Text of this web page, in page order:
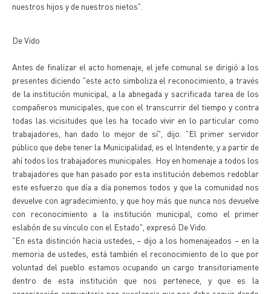
nuestros hijos y de nuestros nietos".
De Vido
Antes de finalizar el acto homenaje, el jefe comunal se dirigió a los
presentes diciendo "este acto simboliza el reconocimiento, a través
de la institución municipal, a la abnegada y sacrificada tarea de los
compañeros municipales, que con el transcurrir del tiempo y contra
todas las vicisitudes que les ha tocado vivir en lo particular como
trabajadores, han dado lo mejor de sí", dijo. "El primer servidor
público que debe tener la Municipalidad, es el Intendente, y a partir de
ahí todos los trabajadores municipales. Hoy en homenaje a todos los
trabajadores que han pasado por esta institución debemos redoblar
este esfuerzo que día a día ponemos todos y que la comunidad nos
devuelve con agradecimiento, y que hoy más que nunca nos devuelve
con reconocimiento a la institución municipal, como el primer
eslabón de su vínculo con el Estado", expresó De Vido.
"En esta distinción hacia ustedes, – dijo a los homenajeados – en la
memoria de ustedes, está también el reconocimiento de lo que por
voluntad del pueblo estamos ocupando un cargo transitoriamente
dentro de esta institución que nos pertenece, y que es la